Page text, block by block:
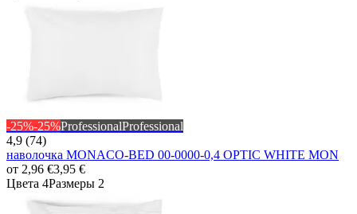
-25%-25%ProfessionalProfessional
4,9 (74)
наволочка MONACO-BED 00-0000-0,4 OPTIC WHITE MON
от 2,96 €3,95 €
Цвета 4Размеры 2